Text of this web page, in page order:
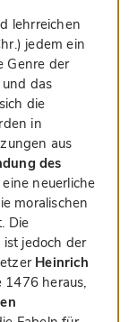
lehrreichen
jedem ein
Genre der
das
die
in
aus
des
neuerliche
moralischen
Die
jedoch der
Heinrich
heraus,